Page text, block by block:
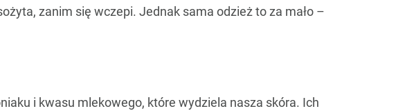
zanim się wczepi. Jednak sama odzież to za mało –
i kwasu mlekowego, które wydziela nasza skóra. Ich